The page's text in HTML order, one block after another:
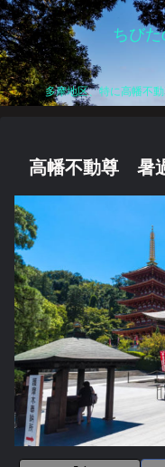
ちび
多摩地区、特に高幡不
高幡不動尊 暑